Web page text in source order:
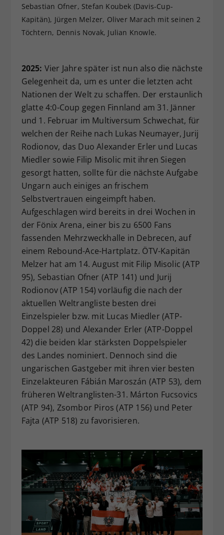
Sebastian Ofner, Stefan Koubek (Davis-Cup-
Kapitän), Jürgen Melzer, Oliver Marach mit seinen 2
Töchtern, Dennis Novak, Julian Knowle.
2025: Vier Jahre später ist nun also die nächste
Gelegenheit da, um es unter die letzten acht
Nationen der Welt zu schaffen. Der erstaunlich
glatte 4:0-Coup gegen Finnland am 31. Jänner
und 1. Februar im Multiversum Schwechat, für
welchen der Reihe nach Lukas Neumayer, Jurij
Rodionov, das Duo Alexander Erler und Lucas
Miedler sowie Filip Misolic mit ihren Siegen
gesorgt hatten, sollte für die nächste Aufgabe
Ungarn auch einiges an frischem
Selbstvertrauen eingeimpft haben.
Aufgeschlagen wird bereits in drei Wochen in
der Fönix Arena, einer bis zu 6500 Fans
fassenden Mehrzweckhalle in Debrecen, auf
einem Rebound-Ace-Hartplatz. ÖTV-Kapitän
Melzer hat am 14. August mit Filip Misolic (ATP
95), Sebastian Ofner (ATP 141) und Jurij
Rodionov (ATP 154) vorläufig die nach der
aktuellen Weltrangliste besten drei
Einzelspieler bzw. mit Lucas Miedler (ATP-
Doppel 28) und Alexander Erler (ATP-Doppel
42) die beiden klar stärksten Doppelspieler
des Landes nominiert. Dennoch sind die
ungarischen Gastgeber mit ihren vier besten
Einzelakteuren Fábián Maroszán (ATP 53), dem
früheren Weltranglisten-31. Márton Fucsovics
(ATP 94), Zsombor Piros (ATP 156) und Peter
Fajta (ATP 518) zu favorisieren.